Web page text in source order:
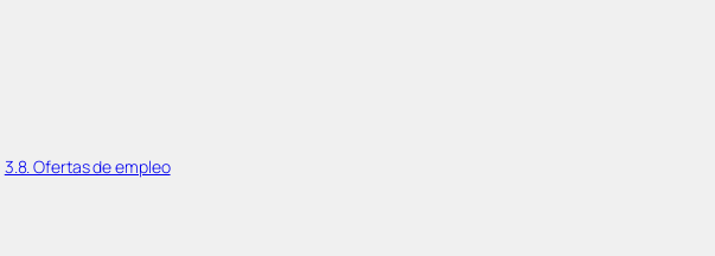
3.8. Ofertas de empleo